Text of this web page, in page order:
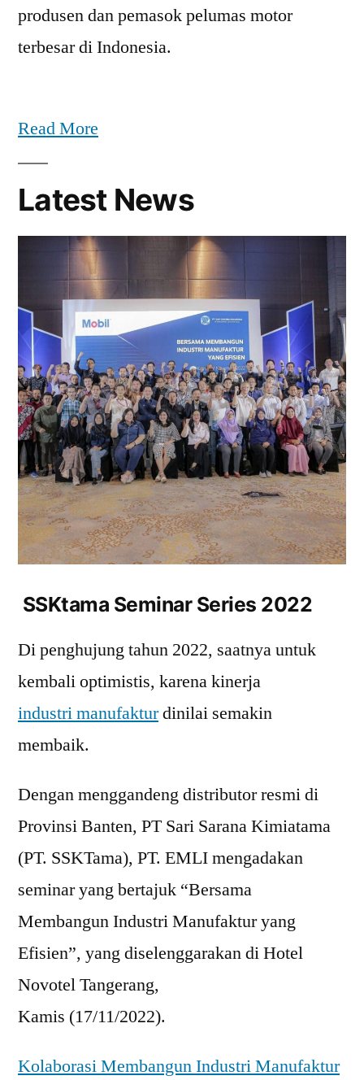
produsen dan pemasok pelumas motor
terbesar di Indonesia.
Read More
Latest News
SSKtama Seminar Series 2022
Di penghujung tahun 2022, saatnya untuk
kembali optimistis, karena kinerja
industri manufakturdinilai semakin
membaik.
Dengan menggandeng distributor resmi di
Provinsi Banten, PT Sari Sarana Kimiatama
(PT. SSKTama), PT. EMLI mengadakan
seminar yang bertajuk “Bersama
Membangun Industri Manufaktur yang
Efisien”, yang diselenggarakan di Hotel
Novotel Tangerang,
Kamis (17/11/2022).
Kolaborasi Membangun Industri Manufaktur